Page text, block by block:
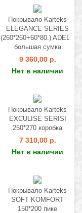
Покрывало Karteks
ELEGANCE SERIES
(260*260+60*80.) ADELA
большая сумка
9 360,00 р.
Нет в наличии
Покрывало Karteks
EXCULISE SERISI
250*270 коробка
7 310,00 р.
Нет в наличии
Покрывало Karteks
SOFT KOMFORT
150*200 пике